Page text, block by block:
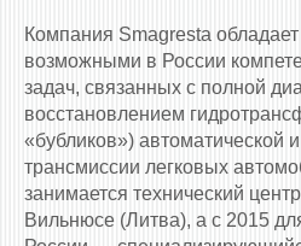
Компания Smagresta
возможными в России
задач, связанных с полной
восстановлением
«бубликов») автоматической
трансмиссии легковых
занимается технический
Вильнюсе (Литва), а с 2015